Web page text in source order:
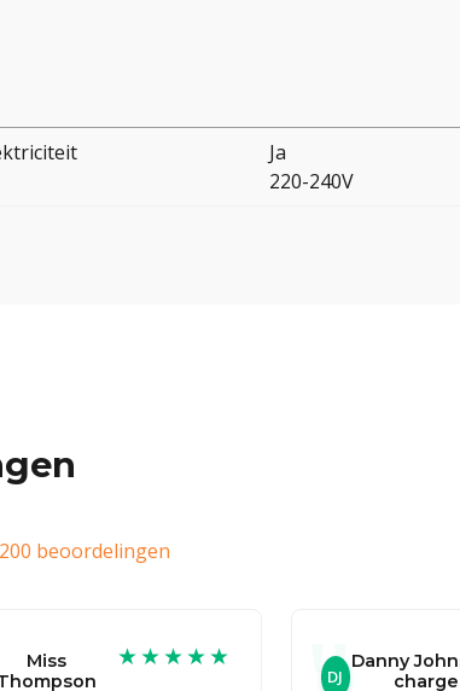
Ja
220-240V
beoordelingen
Miss
★★★★★
DJ
Danny
charge